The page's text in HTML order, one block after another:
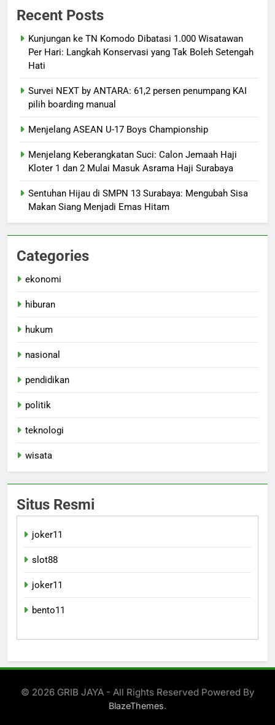
Recent Posts
Kunjungan ke TN Komodo Dibatasi 1.000 Wisatawan
Per Hari: Langkah Konservasi yang Tak Boleh Setengah
Hati
Survei NEXT by ANTARA: 61,2 persen penumpang KAI
pilih boarding manual
Menjelang ASEAN U-17 Boys Championship
Menjelang Keberangkatan Suci: Calon Jemaah Haji
Kloter 1 dan 2 Mulai Masuk Asrama Haji Surabaya
Sentuhan Hijau di SMPN 13 Surabaya: Mengubah Sisa
Makan Siang Menjadi Emas Hitam
Categories
ekonomi
hiburan
hukum
nasional
pendidikan
politik
teknologi
wisata
Situs Resmi
joker11
slot88
joker11
bento11
© 2026 GRIB JAYA - All Rights Reserved Powered By
BlazeThemes.